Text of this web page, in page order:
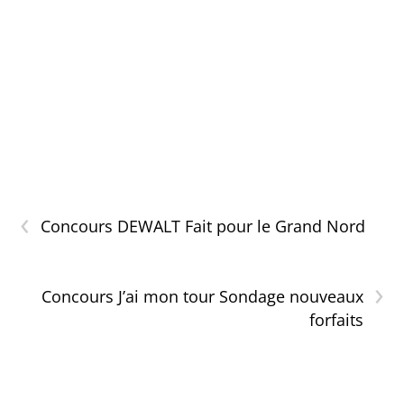
‹ Concours DEWALT Fait pour le Grand Nord
›
Concours J’ai mon tour Sondage nouveaux
forfaits